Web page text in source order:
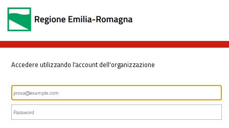
Accedere utilizzando l'account dell'organizzazione